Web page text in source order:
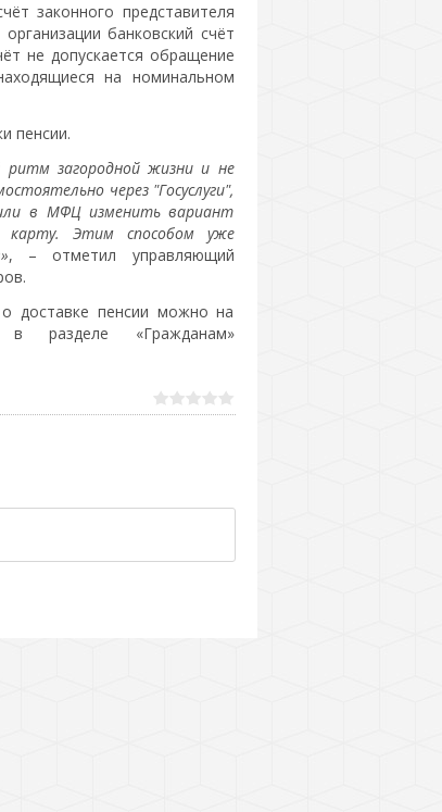
законного представителя
банковский счёт
не допускается обращение
на номинальном
пенсии.
загородной жизни и не
через "Госуслуги",
или в МФЦ изменить вариант
карту. Этим способом уже
, – отметил управляющий
доставке пенсии можно на
разделе «Гражданам»